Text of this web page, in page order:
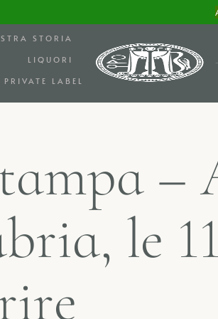
STORIA
LIQUORI
PRIVATE LABEL
tampa –
bria, le 11
ire